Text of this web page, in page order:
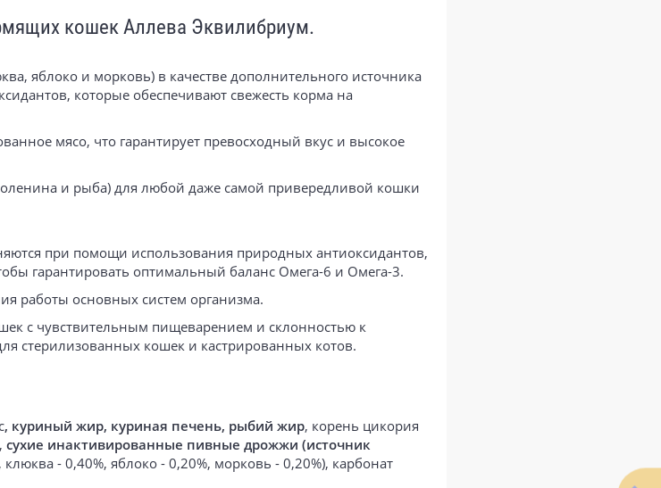
кошек Аллева Эквилибриум.
яблоко и морковь) в качестве дополнительного источника
которые обеспечивают свежесть корма на
мясо, что гарантирует превосходный вкус и высокое
оленина и рыба) для любой даже самой привередливой кошки
при помощи использования природных антиоксидантов,
гарантировать оптимальный баланс Омега-6 и Омега-3.
работы основных систем организма.
с чувствительным пищеварением и склонностью к
стерилизованных кошек и кастрированных котов.
, куриный жир, куриная печень, рыбий жир, корень цикория
сухие инактивированные пивные дрожжи (источник
- 0,40%, яблоко - 0,20%, морковь - 0,20%), карбонат